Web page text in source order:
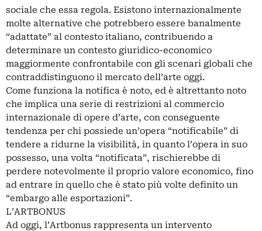
sociale che essa regola. Esistono internazionalmente
molte alternative che potrebbero essere banalmente
“adattate” al contesto italiano, contribuendo a
determinare un contesto giuridico-economico
maggiormente confrontabile con gli scenari globali che
contraddistinguono il mercato dell’arte oggi.
Come funziona la notifica è noto, ed è altrettanto noto
che implica una serie di restrizioni al commercio
internazionale di opere d’arte, con conseguente
tendenza per chi possiede un’opera “notificabile” di
tendere a ridurne la visibilità, in quanto l’opera in suo
possesso, una volta “notificata”, rischierebbe di
perdere notevolmente il proprio valore economico, fino
ad entrare in quello che è stato più volte definito un
“embargo alle esportazioni”.
L’ARTBONUS
Ad oggi, l’Artbonus rappresenta un intervento